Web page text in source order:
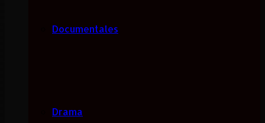
Documentales
Drama